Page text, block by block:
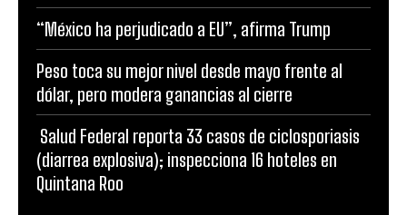
“México ha perjudicado a EU”, afirma Trump
Peso toca su mejor nivel desde mayo frente al
dólar, pero modera ganancias al cierre
Salud Federal reporta 33 casos de ciclosporiasis
(diarrea explosiva); inspecciona 16 hoteles en
Quintana Roo